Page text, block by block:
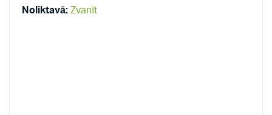
PLK
Noliktavā: Zvanīt